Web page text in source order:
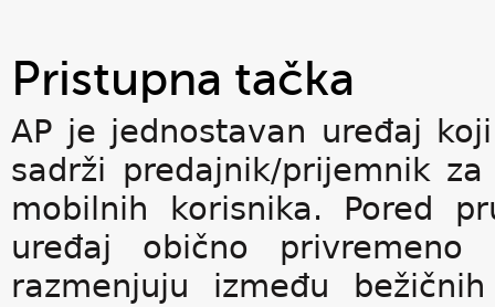
Pristupna tačka
AP je jednostavan uređaj
sadrži predajnik/prijemnik
mobilnih korisnika. Pored
uređaj obično
razmenjuju između